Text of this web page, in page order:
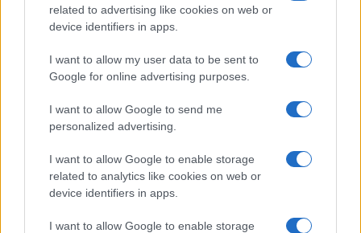
related to advertising like cookies on web or
device identifiers in apps.
I want to allow my user data to be sent to
Google for online advertising purposes.
I want to allow Google to send me
personalized advertising.
I want to allow Google to enable storage
related to analytics like cookies on web or
device identifiers in apps.
I want to allow Google to enable storage